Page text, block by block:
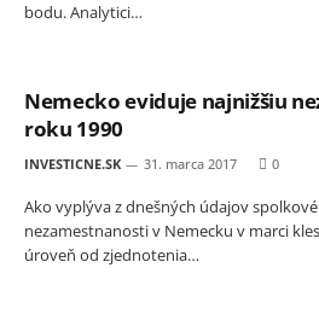
bodu. Analytici…
Nemecko eviduje najnižšiu
roku 1990
INVESTICNE.SK 31. marca 2017 0
Ako vyplýva z dnešných údajov
nezamestnanosti v Nemecku v marci
úroveň od zjednotenia…